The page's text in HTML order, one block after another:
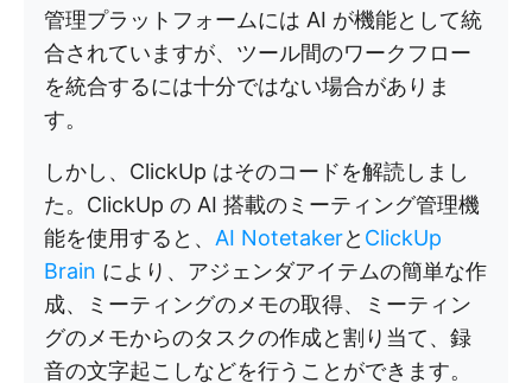
管理プラットフォームには AI が機能として統
合されていますが、ツール間のワークフロー
を統合するには十分ではない場合がありま
す。
しかし、ClickUp はそのコードを解読しまし
た。ClickUp の AI 搭載のミーティング管理機
能を使用すると、 AI Notetakerと ClickUp
Brain により、アジェンダアイテムの簡単な作
成、ミーティングのメモの取得、ミーティン
グのメモからのタスクの作成と割り当て、録
音の文字起こしなどを行うことができます。